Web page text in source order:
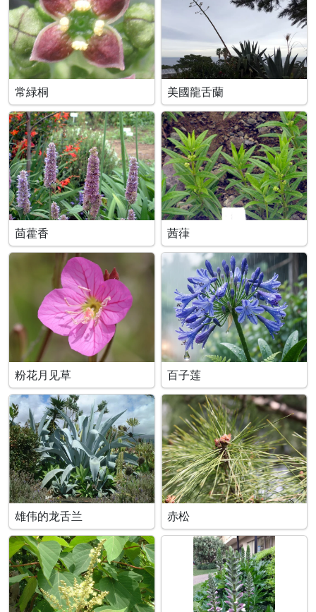
常緑桐 美國龍舌蘭
茴藿香 茜葎
粉花月见草 百子莲
雄伟的龙舌兰 赤松